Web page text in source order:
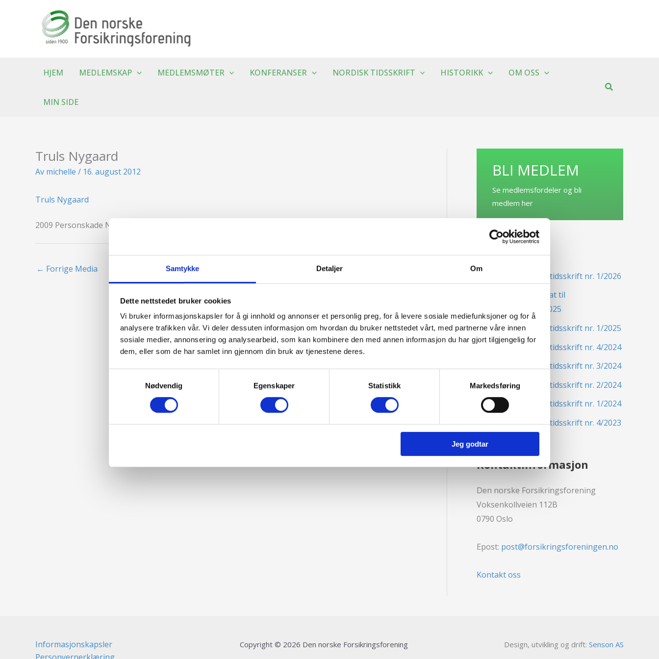
Samtykke Detaljer Om
Dette nettstedet bruker cookies
Vi bruker informasjonskapsler for å gi innhold og annonser et personlig preg, for å levere sosiale mediefunksjoner og for å
analysere trafikken vår. Vi deler dessuten informasjon om hvordan du bruker nettstedet vårt, med partnerne våre innen
sosiale medier, annonsering og analysearbeid, som kan kombinere den med annen informasjon du har gjort tilgjengelig for
dem, eller som de har samlet inn gjennom din bruk av tjenestene deres.
Nødvendig
Egenskaper Statistikk Markedsføring
Jeg godtar
HJEM MEDLEMSKAP MEDLEMSMØTER KONFERANSER NORDISK TIDSSKRIFT HISTORIKK OM OSS
MIN SIDE
Truls Nygaard
Av michelle / 16. august 2012
Truls Nygaard
2009 Personskade Nygård
← Forrige Media
BLI MEDLEM
Se medlemsfordeler og bli
medlem her
Nordisk Forsikringstidsskrift nr. 1/2026
Nominer din kandidat til
Forsikringsprisen 2025
Nordisk Forsikringstidsskrift nr. 1/2025
Nordisk Forsikringstidsskrift nr. 4/2024
Nordisk Forsikringstidsskrift nr. 3/2024
Nordisk Forsikringstidsskrift nr. 2/2024
Nordisk Forsikringstidsskrift nr. 1/2024
Nordisk Forsikringstidsskrift nr. 4/2023
Kontaktinformasjon
Den norske Forsikringsforening
Voksenkollveien 112B
0790 Oslo
Epost: post@forsikringsforeningen.no
Kontakt oss
Informasjonskapsler
Copyright © 2026 Den norske Forsikringsforening Design, utvikling og drift: Senson AS